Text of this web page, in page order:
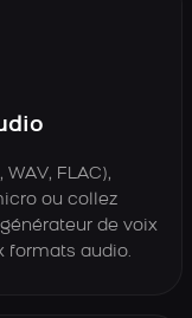
FLAC),
ou collez
de voix
formats audio.